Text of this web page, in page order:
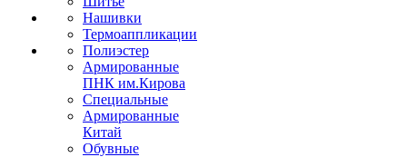
Нашивки
Термоаппликации
Полиэстер
Армированные
ПНК им.Кирова
Специальные
Армированные
Китай
Обувные